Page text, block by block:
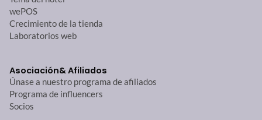
wePOS
Crecimiento de la tienda
Laboratorios web
Asociación& Afiliados
Únase a nuestro programa de afiliados
Programa de influencers
Socios